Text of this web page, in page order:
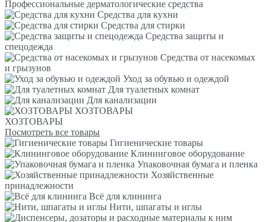
Профессиональные дерматологические средства
Средства для кухни
Средства для стирки
Средства защиты и
спецодежда
Средства от насекомых
и грызунов
Уход за обувью и одеждой
Для туалетных комнат
Для канализации
ХОЗТОВАРЫ
ХОЗТОВАРЫ
Посмотреть все товары
Гигиенические товары
Клининговое оборудование
Упаковочная бумага и пленка
Хозяйственные
принадлежности
Всё для клининга
Нити, шпагаты и иглы